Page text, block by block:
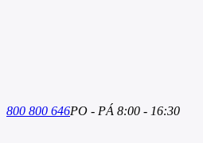
800 800 646PO - PÁ 8:00 - 16:30